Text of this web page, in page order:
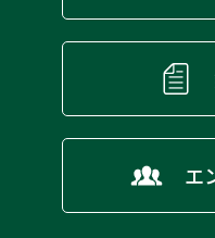
エ